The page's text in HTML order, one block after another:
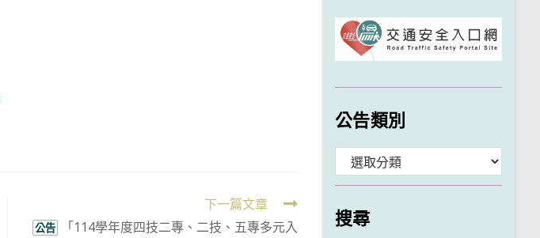
下一篇文章
公告
「114學年度四技二專、二技、五專多元入
公告類別
類
搜尋